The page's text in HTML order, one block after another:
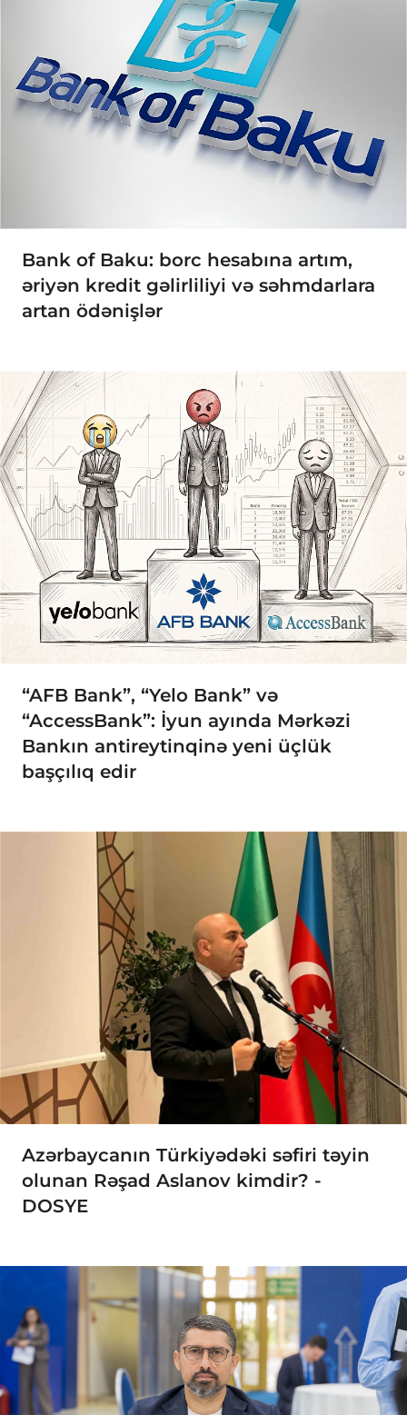
Bank of Baku: borc hesabına artım,
əriyən kredit gəlirliliyi və səhmdarlara
artan ödənişlər
“AFB Bank”, “Yelo Bank” və
“AccessBank”: İyun ayında Mərkəzi
Bankın antireytinqinə yeni üçlük
başçılıq edir
Azərbaycanın Türkiyədəki səfiri təyin
olunan Rəşad Aslanov kimdir? -
DOSYE